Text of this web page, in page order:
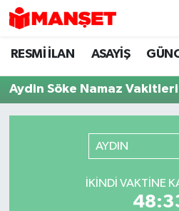
RESMİ İLAN ASAYİŞ
Aydin Söke Namaz Vakitleri
AYDIN
İKINDI VAKTINE
Hava Durumu
Trafik Durumu
Tüm Manşetler
Son Dakika Haberleri